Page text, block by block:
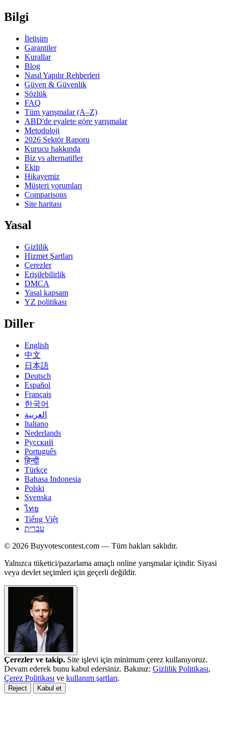
Bilgi
İletişim
Garantiler
Kurallar
Blog
Nasıl Yapılır Rehberleri
Güven & Güvenlik
Sözlük
FAQ
Tüm yarışmalar (A–Z)
ABD'de eyalete göre yarışmalar
Metodoloji
2026 Sektör Raporu
Kurucu hakkında
Biz vs alternatifler
Ekip
Hikayemiz
Müşteri yorumları
Comparisons
Site haritası
Yasal
Gizlilik
Hizmet Şartları
Çerezler
Erişilebilirlik
DMCA
Yasal kapsam
YZ politikası
Diller
English
中文
日本語
Deutsch
Español
Français
한국어
العربية
Italiano
Nederlands
Русский
Português
हिन्दी
Türkçe
Bahasa Indonesia
Polski
Svenska
ไทย
Tiếng Việt
עברית
© 2026 Buyvotescontest.com — Tüm hakları saklıdır.
Yalnızca tüketici/pazarlama amaçlı online yarışmalar içindir. Siyasi
veya devlet seçimleri için geçerli değildir.
Çerezler ve takip. Site işlevi için minimum çerez kullanıyoruz.
Devam ederek bunu kabul edersiniz. Bakınız: Gizlilik Politikası,
Çerez Politikası ve kullanım şartları.
Reject Kabul et